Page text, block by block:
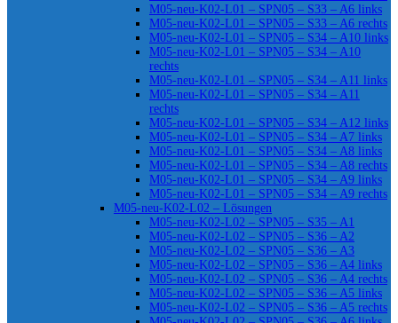
M05-neu-K02-L01 – SPN05 – S33 – A6 links
M05-neu-K02-L01 – SPN05 – S33 – A6 rechts
M05-neu-K02-L01 – SPN05 – S34 – A10 links
M05-neu-K02-L01 – SPN05 – S34 – A10
rechts
M05-neu-K02-L01 – SPN05 – S34 – A11 links
M05-neu-K02-L01 – SPN05 – S34 – A11
rechts
M05-neu-K02-L01 – SPN05 – S34 – A12 links
M05-neu-K02-L01 – SPN05 – S34 – A7 links
M05-neu-K02-L01 – SPN05 – S34 – A8 links
M05-neu-K02-L01 – SPN05 – S34 – A8 rechts
M05-neu-K02-L01 – SPN05 – S34 – A9 links
M05-neu-K02-L01 – SPN05 – S34 – A9 rechts
M05-neu-K02-L02 – Lösungen
M05-neu-K02-L02 – SPN05 – S35 – A1
M05-neu-K02-L02 – SPN05 – S36 – A2
M05-neu-K02-L02 – SPN05 – S36 – A3
M05-neu-K02-L02 – SPN05 – S36 – A4 links
M05-neu-K02-L02 – SPN05 – S36 – A4 rechts
M05-neu-K02-L02 – SPN05 – S36 – A5 links
M05-neu-K02-L02 – SPN05 – S36 – A5 rechts